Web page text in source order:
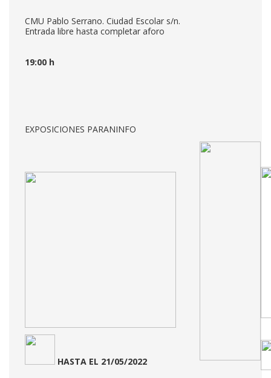
CMU Pablo Serrano. Ciudad Escolar s/n.
Entrada libre hasta completar aforo
19:00 h
EXPOSICIONES PARANINFO
HASTA EL 21/05/2022